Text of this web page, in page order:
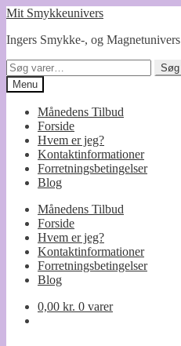
Spring
navigation
Spring
indhold
Mit Smykkeunivers
Ingers Smykke-, og Magnetunivers
Søg
efter:
Søg
Menu
Månedens Tilbud
Forside
Hvem er jeg?
Kontaktinformationer
Forretningsbetingelser
Blog
Månedens Tilbud
Forside
Hvem er jeg?
Kontaktinformationer
Forretningsbetingelser
Blog
0,00 kr. 0 varer